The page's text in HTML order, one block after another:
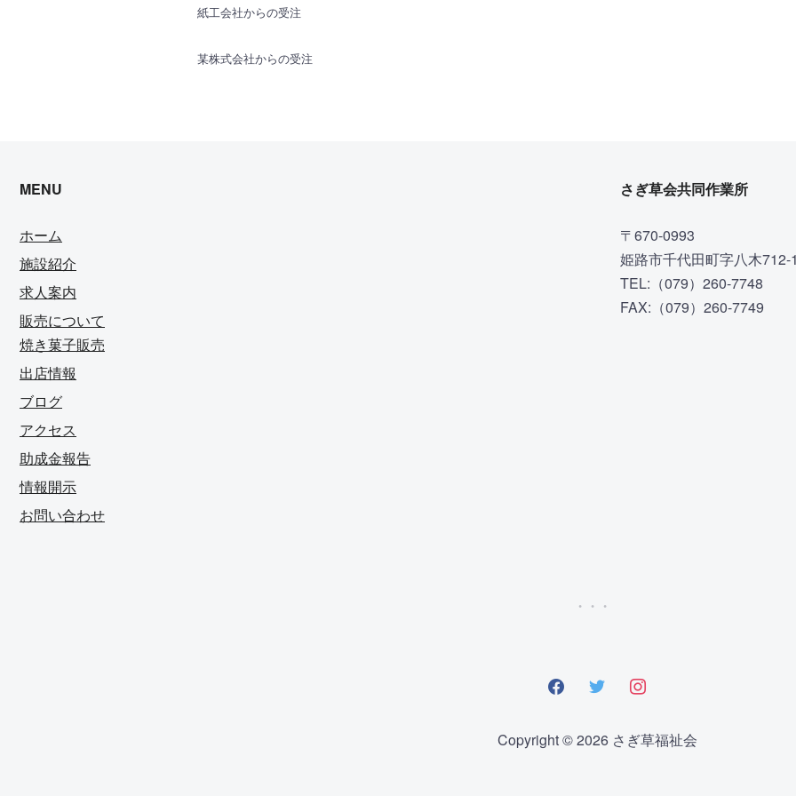
紙工会社からの受注
某株式会社からの受注
MENU
ホーム
施設紹介
求人案内
販売について
焼き菓子販売
出店情報
ブログ
アクセス
助成金報告
情報開示
お問い合わせ
さぎ草会共同作業所
〒670-0993
姫路市千代田町字八木712-
TEL:（079）260-7748
FAX:（079）260-7749
facebooktwitter instagram
Copyright © 2026 さぎ草福祉会